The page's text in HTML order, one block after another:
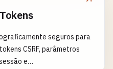
seguros para
CSRF, parâmetros
e